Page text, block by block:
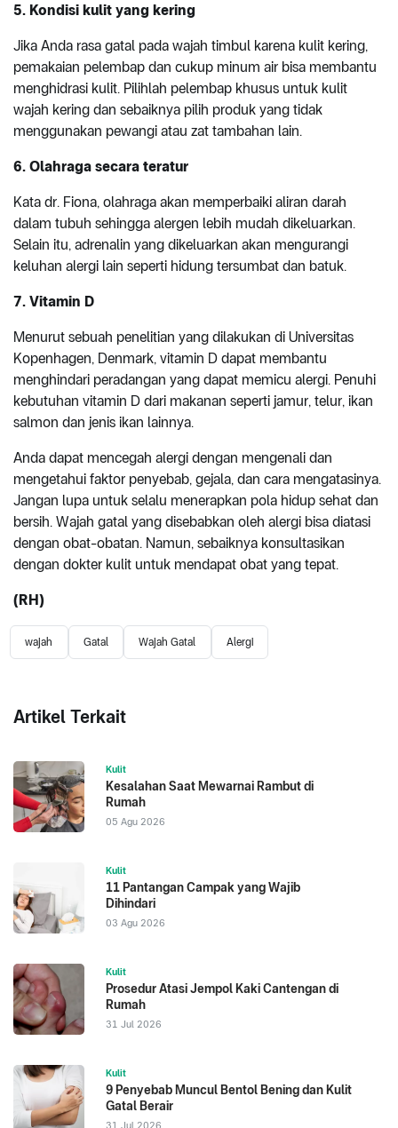
5. Kondisi kulit yang kering
Jika Anda rasa gatal pada wajah timbul karena kulit kering,
pemakaian pelembap dan cukup minum air bisa membantu
menghidrasi kulit. Pilihlah pelembap khusus untuk kulit
wajah kering dan sebaiknya pilih produk yang tidak
menggunakan pewangi atau zat tambahan lain.
6. Olahraga secara teratur
Kata dr. Fiona, olahraga akan memperbaiki aliran darah
dalam tubuh sehingga alergen lebih mudah dikeluarkan.
Selain itu, adrenalin yang dikeluarkan akan mengurangi
keluhan alergi lain seperti hidung tersumbat dan batuk.
7. Vitamin D
Menurut sebuah penelitian yang dilakukan di Universitas
Kopenhagen, Denmark, vitamin D dapat membantu
menghindari peradangan yang dapat memicu alergi. Penuhi
kebutuhan vitamin D dari makanan seperti jamur, telur, ikan
salmon dan jenis ikan lainnya.
Anda dapat mencegah alergi dengan mengenali dan
mengetahui faktor penyebab, gejala, dan cara mengatasinya.
Jangan lupa untuk selalu menerapkan pola hidup sehat dan
bersih. Wajah gatal yang disebabkan oleh alergi bisa diatasi
dengan obat-obatan. Namun, sebaiknya konsultasikan
dengan dokter kulit untuk mendapat obat yang tepat.
(RH)
wajah Gatal Wajah Gatal Alergi
Artikel Terkait
Kulit
Kesalahan Saat Mewarnai Rambut di
Rumah
05 Agu 2026
Kulit
11 Pantangan Campak yang Wajib
Dihindari
03 Agu 2026
Kulit
Prosedur Atasi Jempol Kaki Cantengan di
Rumah
31 Jul 2026
Kulit
9 Penyebab Muncul Bentol Bening dan Kulit
Gatal Berair